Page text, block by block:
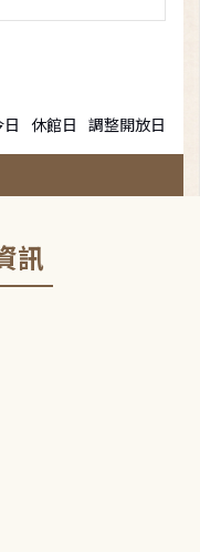
日 休館日 調整開放日
訊